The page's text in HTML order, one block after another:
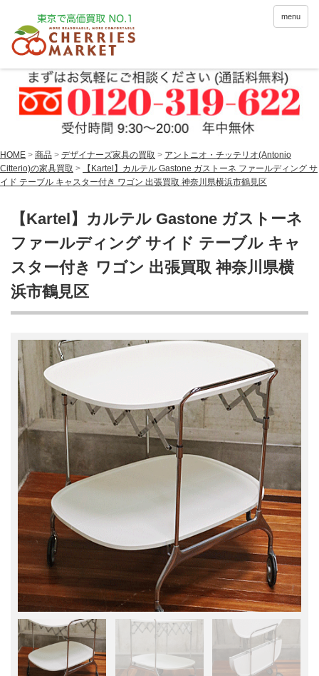
menu
HOME > 商品 > デザイナーズ家具の買取 > アントニオ・チッテリオ(Antonio
Citterio)の家具買取 >
【Kartel】カルテル Gastone ガストーネ ファールディング サ
イド テーブル キャスター付き ワゴン 出張買取 神奈川県横浜市鶴見区
【Kartel】カルテル Gastone ガストーネ
ファールディング サイド テーブル キャ
スター付き ワゴン 出張買取 神奈川県横
浜市鶴見区